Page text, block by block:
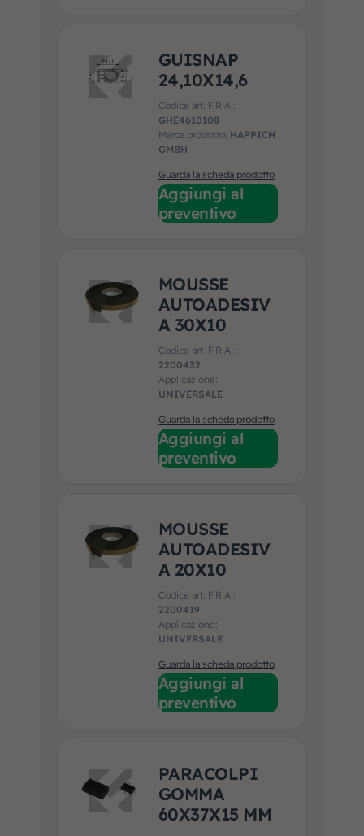
GUISNAP
24,10X14,6
Codice art. F.R.A.:
GHE4610108
Marca prodotto: HAPPICH
GMBH
Guarda la scheda prodotto
Aggiungi al
preventivo
MOUSSE
AUTOADESIV
A 30X10
Codice art. F.R.A.:
2200432
Applicazione:
UNIVERSALE
Guarda la scheda prodotto
Aggiungi al
preventivo
MOUSSE
AUTOADESIV
A 20X10
Codice art. F.R.A.:
2200419
Applicazione:
UNIVERSALE
Guarda la scheda prodotto
Aggiungi al
preventivo
PARACOLPI
GOMMA
60X37X15 MM